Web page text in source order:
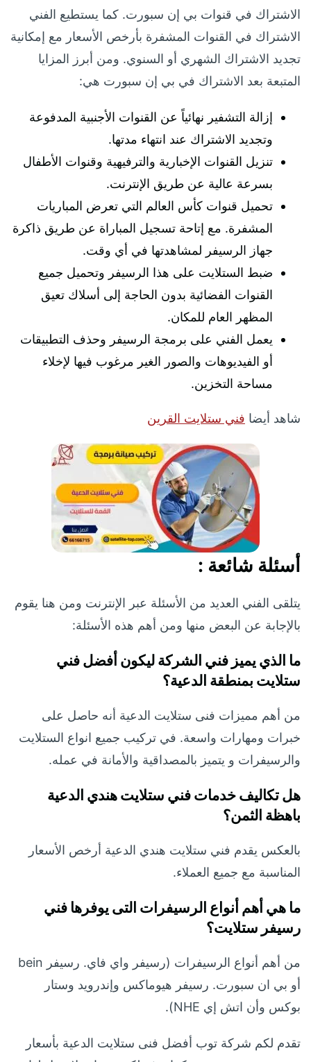
الاشتراك في قنوات بي إن سبورت. كما يستطيع الفني
الاشتراك في القنوات المشفرة بأرخص الأسعار مع إمكانية
تجديد الاشتراك الشهري أو السنوي. ومن أبرز المزايا
المتبعة بعد الاشتراك في بي إن سبورت هي:
إزالة التشفير نهائياً عن القنوات الأجنبية المدفوعة
وتجديد الاشتراك عند انتهاء مدتها.
تنزيل القنوات الإخبارية والترفيهية وقنوات الأطفال
بسرعة عالية عن طريق الإنترنت.
تحميل قنوات كأس العالم التي تعرض المباريات
المشفرة. مع إتاحة تسجيل المباراة عن طريق ذاكرة
جهاز الرسيفر لمشاهدتها في أي وقت.
ضبط الستلايت على هذا الرسيفر وتحميل جميع
القنوات الفضائية بدون الحاجة إلى أسلاك تعيق
المظهر العام للمكان.
يعمل الفني على برمجة الرسيفر وحذف التطبيقات
أو الفيديوهات والصور الغير مرغوب فيها لإخلاء
مساحة التخزين.
شاهد أيضا فني ستلايت القرين
أسئلة شائعة :
يتلقى الفني العديد من الأسئلة عبر الإنترنت ومن هنا يقوم
بالإجابة عن البعض منها ومن أهم هذه الأسئلة:
ما الذي يميز فني الشركة ليكون أفضل فني
ستلايت بمنطقة الدعية؟
من أهم مميزات فنى ستلايت الدعية أنه حاصل على
خبرات ومهارات واسعة. في تركيب جميع انواع الستلايت
والرسيفرات و يتميز بالمصداقية والأمانة في عمله.
هل تكاليف خدمات فني ستلايت هندي الدعية
باهظة الثمن؟
بالعكس يقدم فني ستلايت هندي الدعية أرخص الأسعار
المناسبة مع جميع العملاء.
ما هي أهم أنواع الرسيفرات التى يوفرها فني
رسيفر ستلايت؟
من أهم أنواع الرسيفرات (رسيفر واي فاي. رسيفر bein
أو بي ان سبورت. رسيفر هيوماكس وإندرويد وستار
بوكس وأن اتش إي NHE).
تقدم لكم شركة توب أفضل فنى ستلايت الدعية بأسعار